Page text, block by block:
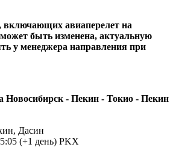
включающих авиаперелет на
быть изменена, актуальную
у менеджера направления при
Новосибирск - Пекин - Токио - Пекин
Дасин
(+1 день) PKX